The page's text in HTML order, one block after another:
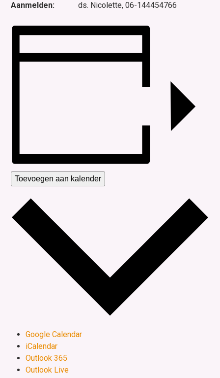
Aanmelden:ds. Nicolette, 06-144454766
Toevoegen aan kalender
Google Calendar
iCalendar
Outlook 365
Outlook Live